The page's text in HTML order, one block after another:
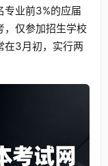
专业前3%的应届
，仅参加招生学校
在3月初，实行两